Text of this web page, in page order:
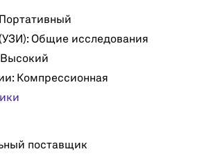
Портативный
Общие исследования
Высокий
Компрессионная
поставщик